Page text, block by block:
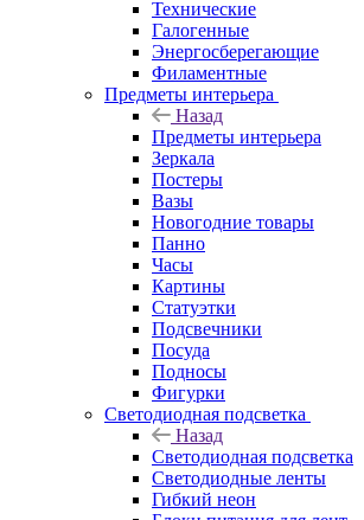
Технические
Галогенные
Энергосберегающие
Филаментные
Предметы интерьера
Назад
Предметы интерьера
Зеркала
Постеры
Вазы
Новогодние товары
Панно
Часы
Картины
Статуэтки
Подсвечники
Посуда
Подносы
Фигурки
Светодиодная подсветка
Назад
Светодиодная подсветка
Светодиодные ленты
Гибкий неон